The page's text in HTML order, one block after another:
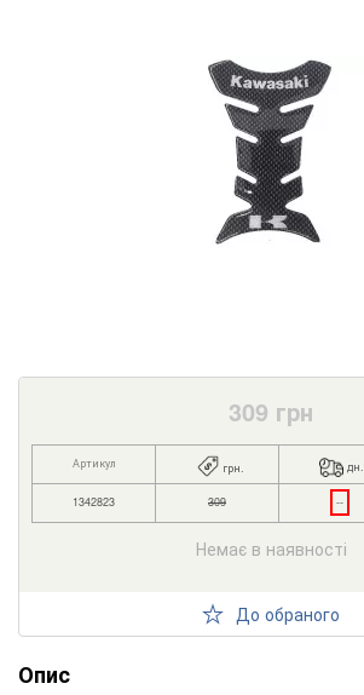
309 грн
Артикул грн. дн.
1342823 309 --
Немає в наявності
До обраного
Опис